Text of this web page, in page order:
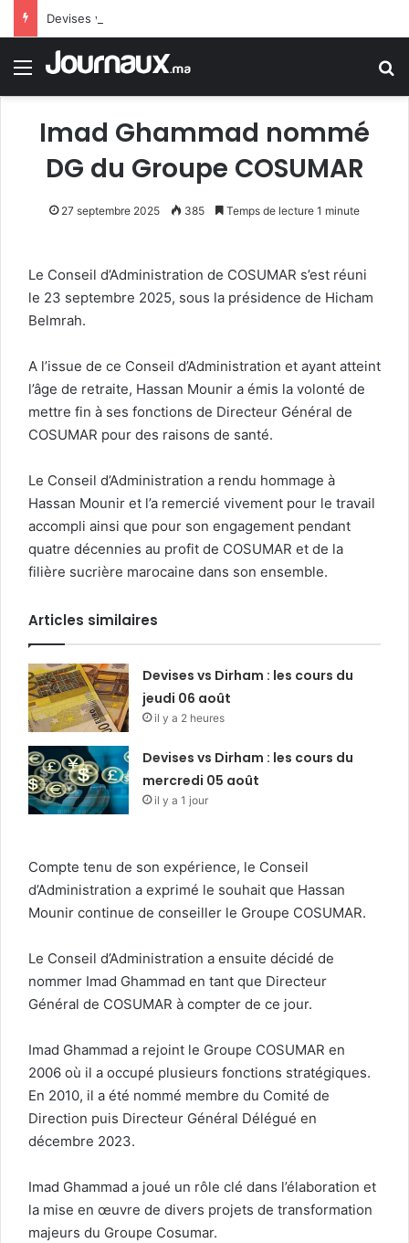
Devises vs Dirham : les cours du jeudi 06 août
Menu
Imad Ghammad nommé
DG du Groupe COSUMAR
27 septembre 2025 385 Temps de lecture 1 minute
Le Conseil d’Administration de COSUMAR s’est réuni
le 23 septembre 2025, sous la présidence de Hicham
Belmrah.
A l’issue de ce Conseil d’Administration et ayant atteint
l’âge de retraite, Hassan Mounir a émis la volonté de
mettre fin à ses fonctions de Directeur Général de
COSUMAR pour des raisons de santé.
Le Conseil d’Administration a rendu hommage à
Hassan Mounir et l’a remercié vivement pour le travail
accompli ainsi que pour son engagement pendant
quatre décennies au profit de COSUMAR et de la
filière sucrière marocaine dans son ensemble.
Articles similaires
Devises vs Dirham : les cours du
jeudi 06 août
il y a 2 heures
Devises vs Dirham : les cours du
mercredi 05 août
il y a 1 jour
Compte tenu de son expérience, le Conseil
d’Administration a exprimé le souhait que Hassan
Mounir continue de conseiller le Groupe COSUMAR.
Le Conseil d’Administration a ensuite décidé de
nommer Imad Ghammad en tant que Directeur
Général de COSUMAR à compter de ce jour.
Imad Ghammad a rejoint le Groupe COSUMAR en
2006 où il a occupé plusieurs fonctions stratégiques.
En 2010, il a été nommé membre du Comité de
Direction puis Directeur Général Délégué en
décembre 2023.
Imad Ghammad a joué un rôle clé dans l’élaboration et
la mise en œuvre de divers projets de transformation
majeurs du Groupe Cosumar.